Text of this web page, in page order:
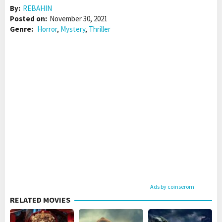
By: REBAHIN
Posted on: November 30, 2021
Genre: Horror, Mystery, Thriller
Ads by coinserom
RELATED MOVIES